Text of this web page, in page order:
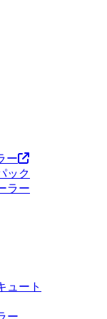
ー
ック
ラー
ュート
ー